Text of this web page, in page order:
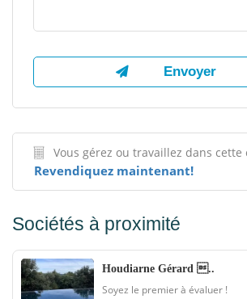
Vous gérez ou travaillez dans cette
Revendiquez maintenant!
Sociétés à proximité
Houdiarne Gérard ..
Soyez le premier à évaluer !